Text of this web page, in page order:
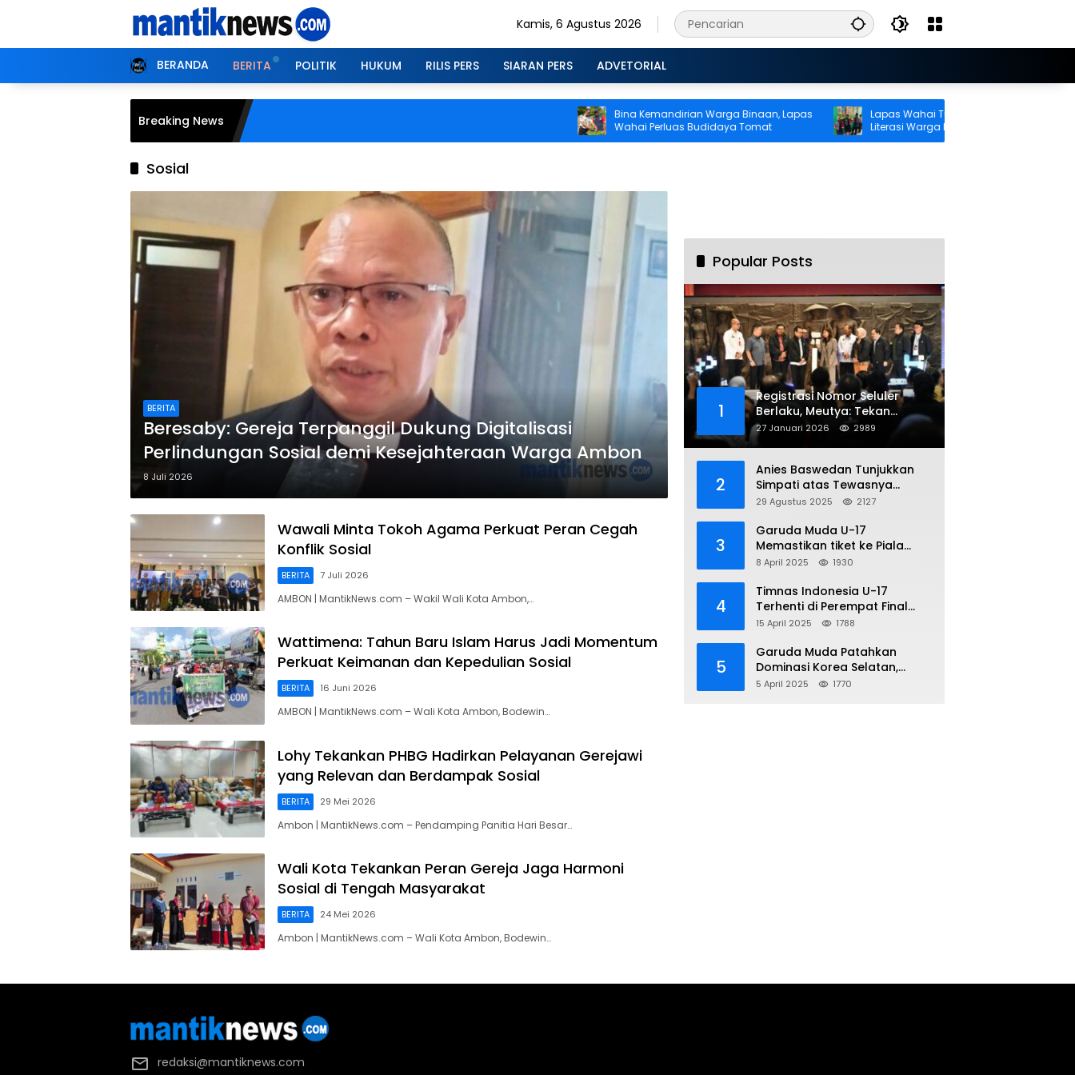
Kamis, 6 Agustus 2026
BERANDA BERITA POLITIK HUKUM RILIS PERS SIARAN PERS ADVETORIAL
Breaking News
Bina Kemandirian Warga Binaan, Lapas
Wahai Perluas Budidaya Tomat
Lapas Wahai Tumbuhkan Budaya
Literasi Warga Binaan Melalui
Perpustakaan
Sosial
BERITA
Beresaby: Gereja Terpanggil Dukung Digitalisasi
Perlindungan Sosial demi Kesejahteraan Warga Ambon
8 Juli 2026
Wawali Minta Tokoh Agama Perkuat Peran Cegah
Konflik Sosial
BERITA 7 Juli 2026
AMBON | MantikNews.com – Wakil Wali Kota Ambon,…
Wattimena: Tahun Baru Islam Harus Jadi Momentum
Perkuat Keimanan dan Kepedulian Sosial
BERITA 16 Juni 2026
AMBON | MantikNews.com – Wali Kota Ambon, Bodewin…
Lohy Tekankan PHBG Hadirkan Pelayanan Gerejawi
yang Relevan dan Berdampak Sosial
BERITA 29 Mei 2026
Ambon | MantikNews.com – Pendamping Panitia Hari Besar…
Wali Kota Tekankan Peran Gereja Jaga Harmoni
Sosial di Tengah Masyarakat
BERITA 24 Mei 2026
Ambon | MantikNews.com – Wali Kota Ambon, Bodewin…
Popular Posts
1
Registrasi Nomor Seluler
Berlaku, Meutya: Tekan
Penipuan Online
27 Januari 2026 2989
2
Anies Baswedan Tunjukkan
Simpati atas Tewasnya
Pengemudi Ojol dalam Aksi
29 Agustus 2025 2127
3
Garuda Muda U-17
Memastikan tiket ke Piala
Dunia Setelah Mencetak
Yaman 4-1 di Piala Asia 2025
8 April 2025 1930
4
Timnas Indonesia U-17
Terhenti di Perempat Final
Piala Asia 2025: Terkecoh
15 April 2025 1788
5
Garuda Muda Patahkan
Dominasi Korea Selatan,
Dalam Laga Pembuka Piala
5 April 2025 1770
redaksi@mantiknews.com